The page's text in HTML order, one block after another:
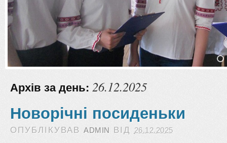
Архів за день: 26.12.2025
Новорічні посиденьки
ОПУБЛІКУВАВ ADMIN ВІД 26.12.2025